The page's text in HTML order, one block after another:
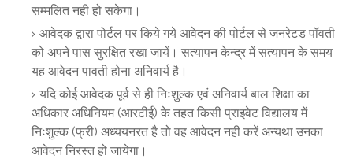
सम्मलित नही हो सकेगा।
आवेदक द्वारा पोर्टल पर किये गये आवेदन की पोर्टल से जनरेटड पॉवती
को अपने पास सुरक्षित रखा जायें। सत्यापन केन्द्र में सत्यापन के समय
यह आवेदन पावती होना अनिवार्य है।
यदि कोई आवेदक पूर्व से ही निःशुल्क एवं अनिवार्य बाल शिक्षा का
अधिकार अधिनियम (आरटीई) के तहत किसी प्राइवेट विद्यालय में
निःशुल्क (फ्री) अध्ययनरत है तो वह आवेदन नही करें अन्यथा उनका
आवेदन निरस्त हो जायेगा।